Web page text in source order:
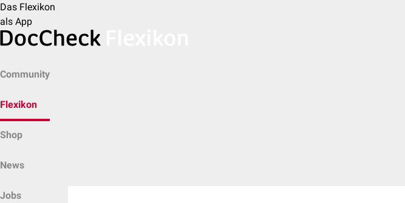
Das Flexikon
als App
Community
Flexikon
Shop
News
Jobs